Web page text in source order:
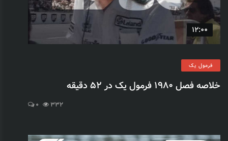
12:00
فرمول یک
خلاصه فصل 1980 فرمول یک در 52 دقیقه
0 332